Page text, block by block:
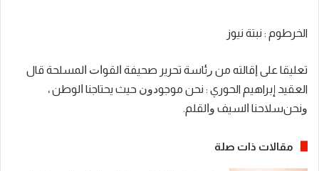
الخرطوم : نبتة نيوز
ﺗﻌﻠﻴﻘﺎ ﻋﻠﻰ ﺇﻗﺎﻟﺘﻪ ﻣﻦ ﺭﺋﺎﺳﺔ ﺗﺤﺮﻳﺮ ﺻﺤﻴﻔﺔ ﺍﻟﻘﻮﺍﺕ ﺍﻟﻤﺴﻠﺤﺔ قال
العقيد إبراهيم الحوري : ﻧﺤﻦ ﻣﻮﺟﻮﺩﻭﻥ ﺣﻴﺚ ﻳﺤﺘﺎﺟﻨﺎ ﺍﻟﻮﻃﻦ ،
ﻭﻧﺤﻦﺳﻼﺣﻨﺎ ﺍﻟﺴﻴﻒ ﻭﺍﻟﻘﻠﻢ.
مقالات ذات صلة